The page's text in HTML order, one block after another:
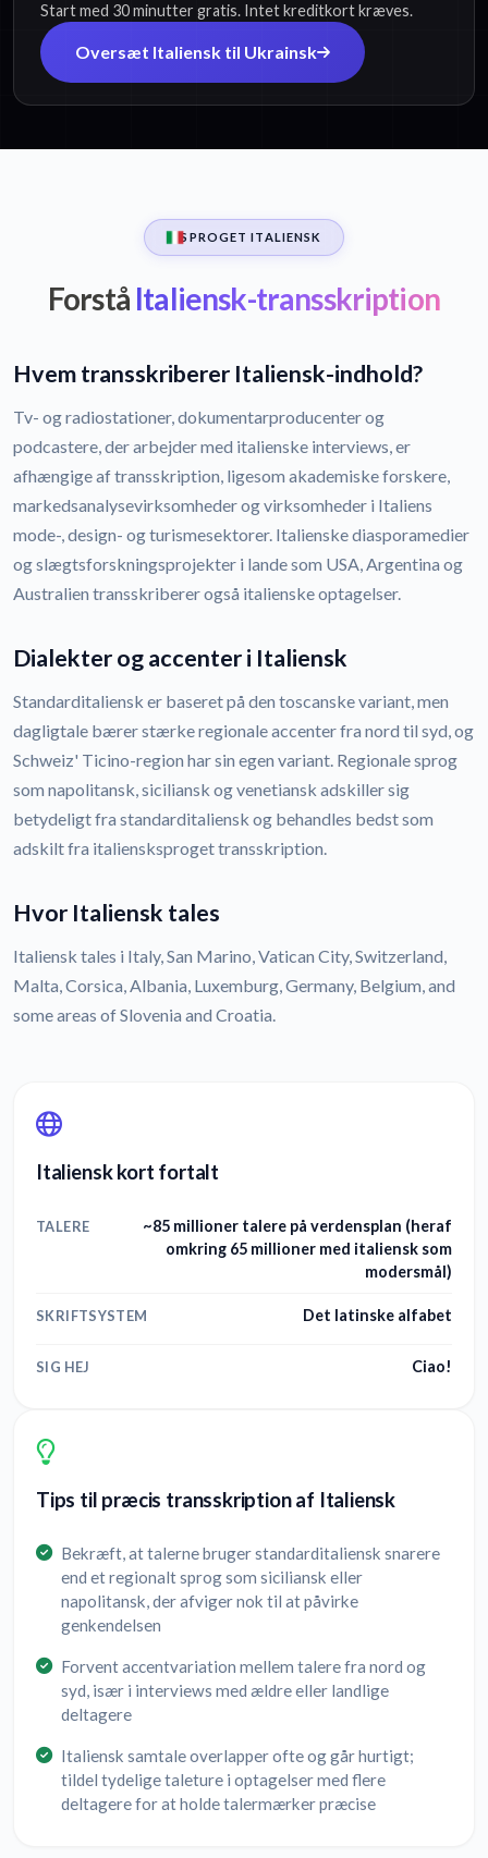
Start med 30 minutter gratis. Intet kreditkort kræves.
Oversæt Italiensk til Ukrainsk
SPROGET ITALIENSK
Forstå Italiensk-transskription
Hvem transskriberer Italiensk-indhold?
Tv- og radiostationer, dokumentarproducenter og
podcastere, der arbejder med italienske interviews, er
afhængige af transskription, ligesom akademiske forskere,
markedsanalysevirksomheder og virksomheder i Italiens
mode-, design- og turismesektorer. Italienske diasporamedier
og slægtsforskningsprojekter i lande som USA, Argentina og
Australien transskriberer også italienske optagelser.
Dialekter og accenter i Italiensk
Standarditaliensk er baseret på den toscanske variant, men
dagligtale bærer stærke regionale accenter fra nord til syd, og
Schweiz' Ticino-region har sin egen variant. Regionale sprog
som napolitansk, siciliansk og venetiansk adskiller sig
betydeligt fra standarditaliensk og behandles bedst som
adskilt fra italiensksproget transskription.
Hvor Italiensk tales
Italiensk tales i Italy, San Marino, Vatican City, Switzerland,
Malta, Corsica, Albania, Luxemburg, Germany, Belgium, and
some areas of Slovenia and Croatia.
Italiensk kort fortalt
TALERE
~85 millioner talere på verdensplan (heraf
omkring 65 millioner med italiensk som
modersmål)
SKRIFTSYSTEM Det latinske alfabet
SIG HEJ Ciao!
Tips til præcis transskription af Italiensk
Bekræft, at talerne bruger standarditaliensk snarere
end et regionalt sprog som siciliansk eller
napolitansk, der afviger nok til at påvirke
genkendelsen
Forvent accentvariation mellem talere fra nord og
syd, især i interviews med ældre eller landlige
deltagere
Italiensk samtale overlapper ofte og går hurtigt;
tildel tydelige taleture i optagelser med flere
deltagere for at holde talermærker præcise